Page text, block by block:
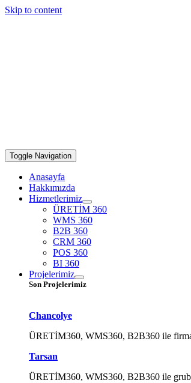
Skip to content
Toggle Navigation
Anasayfa
Hakkımızda
Hizmetlerimiz
ÜRETİM 360
WMS 360
B2B 360
CRM 360
POS 360
BI 360
Projelerimiz
Son Projelerimiz
Chancolye
ÜRETİM360, WMS360, B2B360 ile
Tarsan
ÜRETİM360, WMS360, B2B360 ile